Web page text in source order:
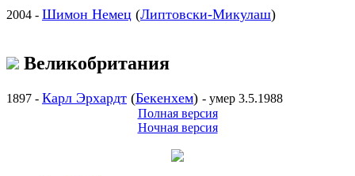
2004 - Шимон Немец (Липтовски-Микулаш)
Великобритания
1897 - Карл Эрхардт (Бекенхем) - умер 3.5.1988
Полная версия
Ночная версия